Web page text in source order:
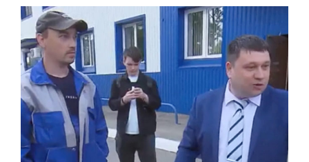
МЕТКА:
ЗИМНЯЯ